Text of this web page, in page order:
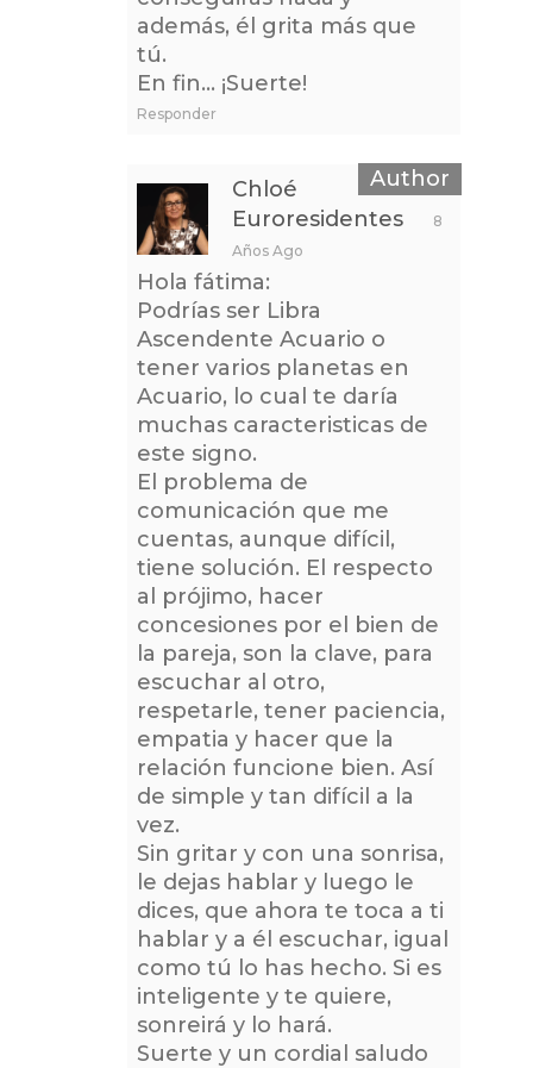
además, él grita más que
tú.
En fin… ¡Suerte!
Responder
Chloé
Euroresidentes
8
Años Ago
Hola fátima:
Podrías ser Libra
Ascendente Acuario o
tener varios planetas en
Acuario, lo cual te daría
muchas caracteristicas de
este signo.
El problema de
comunicación que me
cuentas, aunque difícil,
tiene solución. El respecto
al prójimo, hacer
concesiones por el bien de
la pareja, son la clave, para
escuchar al otro,
respetarle, tener paciencia,
empatia y hacer que la
relación funcione bien. Así
de simple y tan difícil a la
vez.
Sin gritar y con una sonrisa,
le dejas hablar y luego le
dices, que ahora te toca a ti
hablar y a él escuchar, igual
como tú lo has hecho. Si es
inteligente y te quiere,
sonreirá y lo hará.
Suerte y un cordial saludo